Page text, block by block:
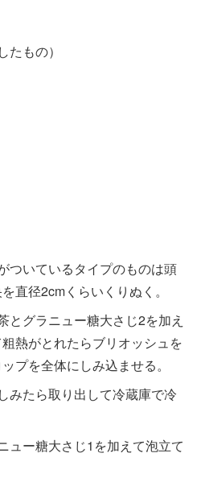
もの）
ついているタイプのものは頭
直径2cmくらいくりぬく。
とグラニュー糖大さじ2を加え
熱がとれたらブリオッシュを
プを全体にしみ込ませる。
みたら取り出して冷蔵庫で冷
ュー糖大さじ1を加えて泡立て